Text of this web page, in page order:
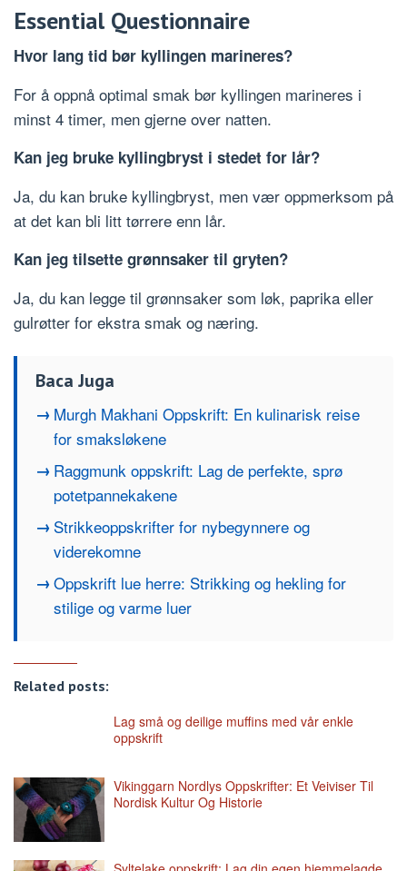
Essential Questionnaire
Hvor lang tid bør kyllingen marineres?
For å oppnå optimal smak bør kyllingen marineres i
minst 4 timer, men gjerne over natten.
Kan jeg bruke kyllingbryst i stedet for lår?
Ja, du kan bruke kyllingbryst, men vær oppmerksom på
at det kan bli litt tørrere enn lår.
Kan jeg tilsette grønnsaker til gryten?
Ja, du kan legge til grønnsaker som løk, paprika eller
gulrøtter for ekstra smak og næring.
Baca Juga
Murgh Makhani Oppskrift: En kulinarisk reise
for smaksløkene
Raggmunk oppskrift: Lag de perfekte, sprø
potetpannekakene
Strikkeoppskrifter for nybegynnere og
viderekomne
Oppskrift lue herre: Strikking og hekling for
stilige og varme luer
Related posts:
Lag små og deilige muffins med vår enkle
oppskrift
Vikinggarn Nordlys Oppskrifter: Et Veiviser Til
Nordisk Kultur Og Historie